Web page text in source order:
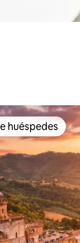
huéspedes
huéspedes